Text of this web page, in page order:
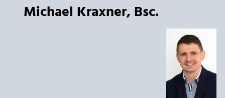
Michael Kraxner, Bsc.